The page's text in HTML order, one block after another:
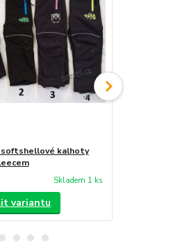
kalhoty
Skladem 1 ks
variantu